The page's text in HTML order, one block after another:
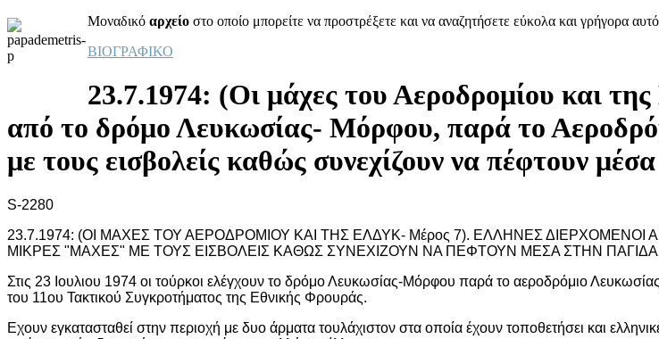
Μοναδικό αρχείο στο οποίο μπορείτε να προστρέξετε και να αναζητήσετε εύκολα και γρήγορα
ΒΙΟΓΡΑΦΙΚΟ
23.7.1974: (Οι μάχες του Αεροδρομίου και
από το δρόμο Λευκωσίας- Μόρφου, παρά το
με τους εισβολείς καθώς συνεχίζουν να πέφτουν
S-2280
23.7.1974: (ΟΙ ΜΑΧΕΣ ΤΟΥ ΑΕΡΟΔΡΟΜΙΟΥ ΚΑΙ ΤΗΣ ΕΛΔΥΚ- Μέρος 7). ΕΛΛΗΝΕΣ
ΜΙΚΡΕΣ "ΜΑΧΕΣ" ΜΕ ΤΟΥΣ ΕΙΣΒΟΛΕΙΣ ΚΑΘΩΣ ΣΥΝΕΧΙΖΟΥΝ ΝΑ ΠΕΦΤΟΥΝ ΜΕΣΑ ΣΤΗΝ
Στις 23 Ιουλιου 1974 οι τούρκοι ελέγχουν το δρόμο Λευκωσίας-Μόρφου παρά το αεροδρόμιο
του 11ου Τακτικού Συγκροτήματος της Εθνικής Φρουράς.
Εχουν εγκατασταθεί στην περιοχή με δυο άρματα τουλάχιστον στα οποία έχουν τοποθετήσει και